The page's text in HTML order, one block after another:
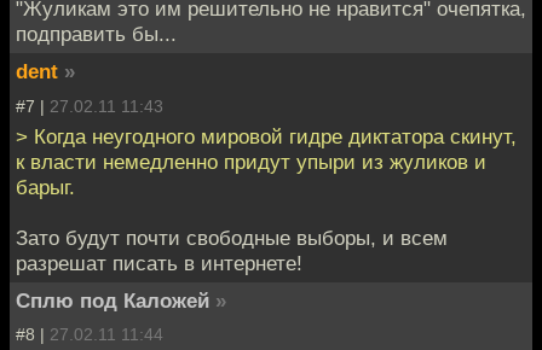
"Жуликам это им решительно не нравится" очепятка,
подправить бы...
dent »
#7 | 27.02.11 11:43
> Когда неугодного мировой гидре диктатора скинут,
к власти немедленно придут упыри из жуликов и
барыг.
Зато будут почти свободные выборы, и всем
разрешат писать в интернете!
Сплю под Каложей »
#8 | 27.02.11 11:44